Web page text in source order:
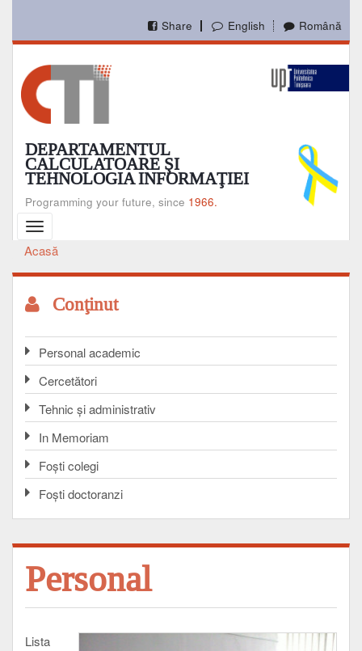
conţinutul
English Română
Share
DEPARTAMENTUL
CALCULATOARE ŞI
TEHNOLOGIA INFORMAŢIEI
Programming your future, since 1966.
Toggle
navigation
Breadcrumb
Acasă
Conţinut
Personal academic
Cercetători
Tehnic și administrativ
In Memoriam
Foşti colegi
Foşti doctoranzi
Personal
Lista